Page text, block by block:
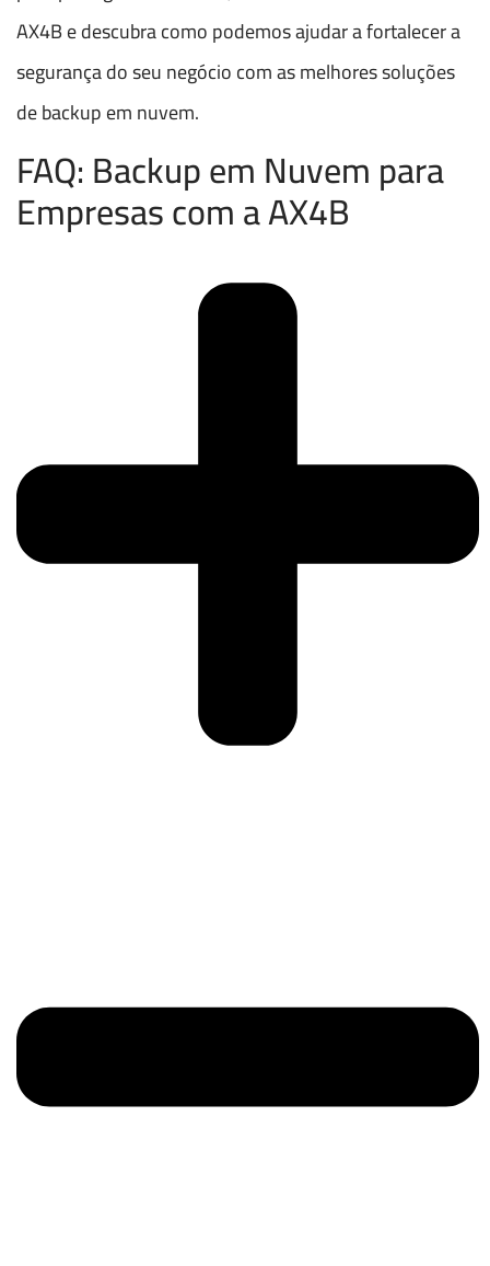
AX4B e descubra como podemos ajudar a fortalecer a
segurança do seu negócio com as melhores soluções
de backup em nuvem.
FAQ: Backup em Nuvem para
Empresas com a AX4B